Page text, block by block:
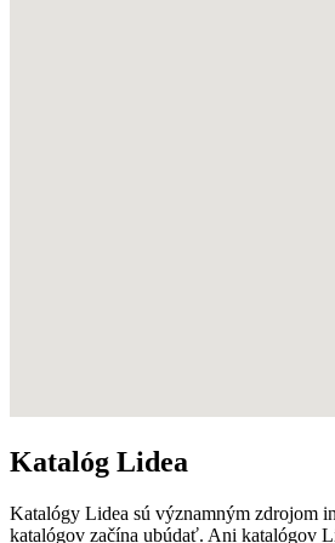
Katalóg Lidea
Katalógy Lidea sú významným zdrojom
katalógov začína ubúdať. Ani katalógov